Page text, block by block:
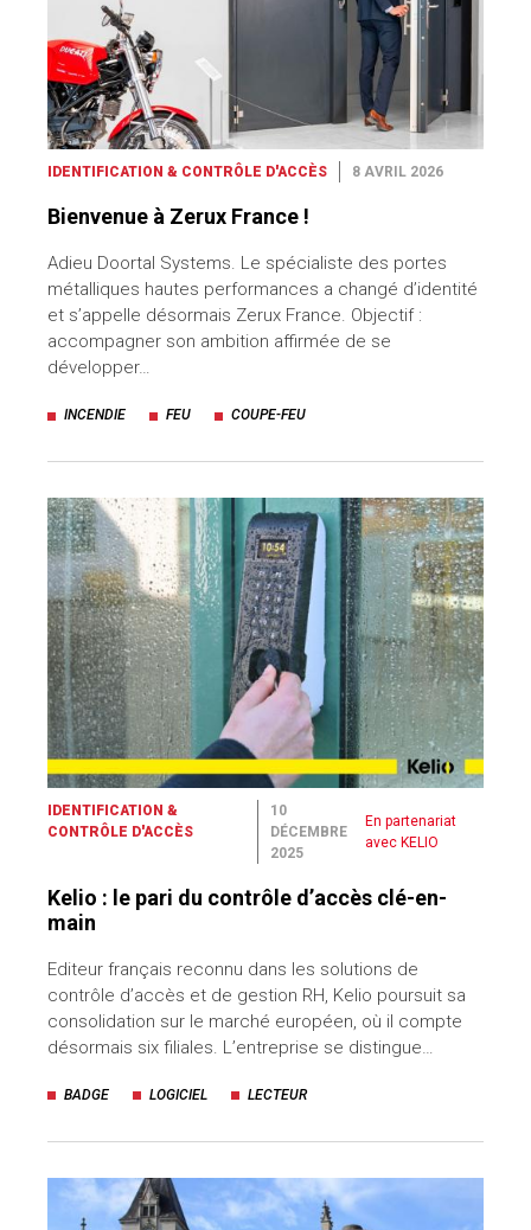
IDENTIFICATION & CONTRÔLE D'ACCÈS 8 AVRIL 2026
Bienvenue à Zerux France !
Adieu Doortal Systems. Le spécialiste des portes
métalliques hautes performances a changé d’identité
et s’appelle désormais Zerux France. Objectif :
accompagner son ambition affirmée de se
développer…
INCENDIE FEU COUPE-FEU
IDENTIFICATION &
CONTRÔLE D'ACCÈS
10
DÉCEMBRE
2025
En partenariat
avec KELIO
Kelio : le pari du contrôle d’accès clé-en-
main
Editeur français reconnu dans les solutions de
contrôle d’accès et de gestion RH, Kelio poursuit sa
consolidation sur le marché européen, où il compte
désormais six filiales. L’entreprise se distingue…
BADGE LOGICIEL LECTEUR